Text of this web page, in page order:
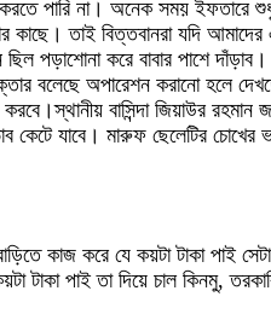
পারি না। অনেক সময় ইফতারে
তাই বিত্তবানরা যদি
পড়াশোনা করে বাবার পাশে
বলেছে অপারেশন করানো হলে
বাসিন্দা জিয়াউর
কেটে যাবে। মারুফ ছেলেটির
কাজ করে যে কয়টা টাকা পাই
টাকা পাই তা দিয়ে চাল কিনমু,